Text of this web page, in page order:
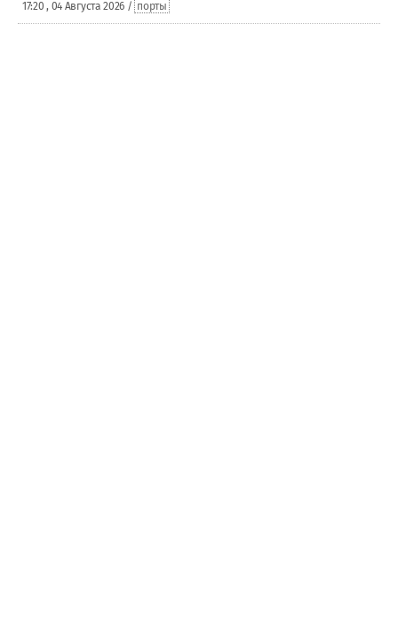
17:20 , 04 Августа 2026 / порты